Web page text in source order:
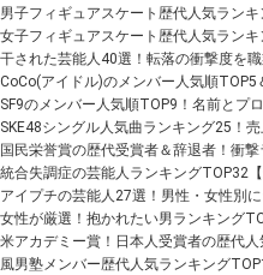
男子フィギュアスケート歴代人気ランキ
女子フィギュアスケート歴代人気ランキ
干された芸能人40選！転落の衝撃度を
CoCo(アイドル)のメンバー人気順TOP5
SF9のメンバー人気順TOP9！名前とプ
SKE48シングル人気曲ランキング25！
国民栄誉賞の歴代受賞者＆辞退者！衝
統合失調症の芸能人ランキングTOP32【
アイプチの芸能人27選！男性・女性別
女性が厳選！抱かれたい男ランキング
米アカデミー賞！日本人受賞者の歴代人
風男塾メンバー歴代人気ランキング